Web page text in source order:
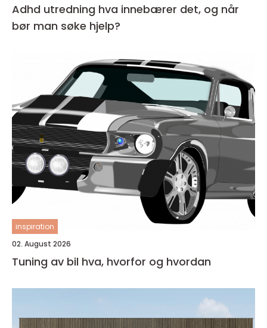
Adhd utredning hva innebærer det, og når
bør man søke hjelp?
inspiration
02. August 2026
Tuning av bil hva, hvorfor og hvordan